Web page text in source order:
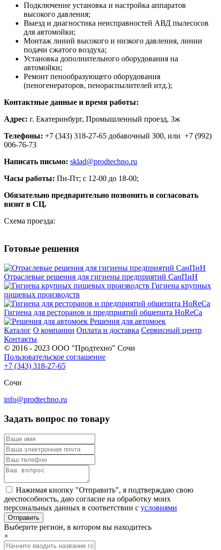
Подключение установка и настройка аппаратов
высокого давления;
Выезд и диагностика неисправностей АВД пылесосов
для автомойки;
Монтаж линий высокого и низкого давления, линии
подачи сжатого воздуха;
Установка дополнительного оборудования на
автомойки;
Ремонт пенообразующего оборудования
(пеногенераторов, пенораспылителей итд.);
Контактные данные и время работы:
Адрес: г. Екатеринбург, Промышленный проезд, 3ж
Телефоны: +7 (343) 318-27-65 добавочный 300, или +7 (992)
006-76-73
Написать письмо: sklad@prodtechno.ru
Часы работы: Пн-Пт; с 12-00 до 18-00;
Обязательно предварительно позвонить и согласовать
визит в СЦ.
Схема проезда:
Готовые решения
Отраслевые решения для гигиены предприятий СанПиН
Гигиена крупных
пищевых производств
Гигиена для ресторанов и предприятий общепита HoReCa
Решения для автомоек
Каталог О компании Оплата и доставка Сервисный центр
Контакты
© 2016 - 2023 ООО "Продтехно" Сочи
Пользовательское соглашение
+7 (343) 318-27-65
Сочи
info@prodtechno.ru
Задать вопрос по товару
Нажимая кнопку "Отправить", я подтверждаю свою
дееспособность, даю согласие на обработку моих
персональных данных в соответствии с условиями
Выберите регион, в котором вы находитесь
×